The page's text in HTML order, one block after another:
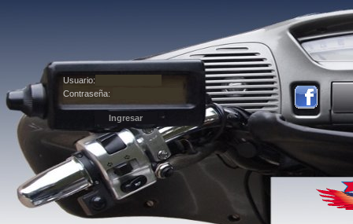
Usuario:
Contraseña: